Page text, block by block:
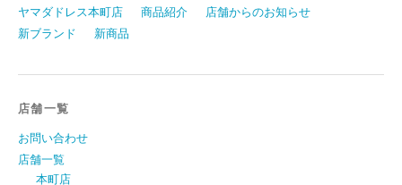
ヤマダドレス本町店
商品紹介
店舗からのお知らせ
新ブランド
新商品
店舗一覧
お問い合わせ
店舗一覧
本町店